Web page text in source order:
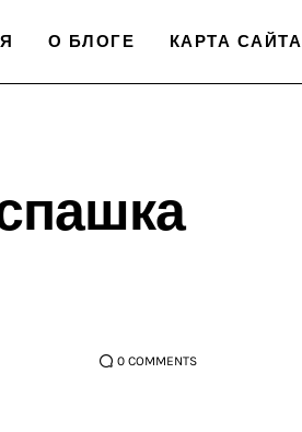
О БЛОГЕ КАРТА САЙТА
0 COMMENTS